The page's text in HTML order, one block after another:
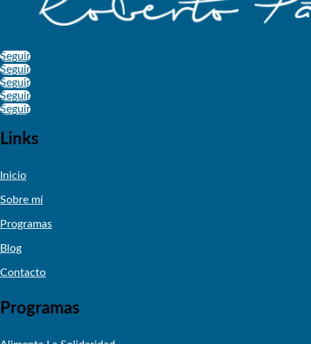
Seguir
Seguir
Seguir
Seguir
Seguir
Links
Inicio
Sobre mí
Programas
Blog
Contacto
Programas